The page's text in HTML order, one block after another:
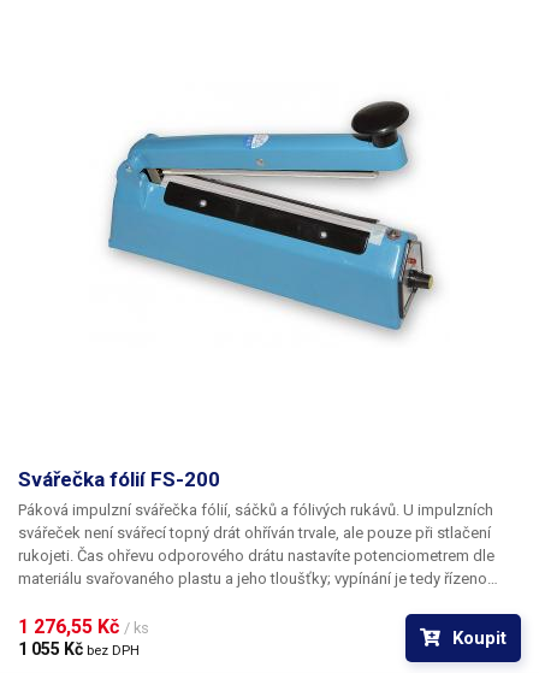
Svářečka fólií FS-200
Páková impulzní svářečka fólií, sáčků a fólivých rukávů. U impulzních
svářeček není svářecí topný drát ohříván trvale, ale pouze při stlačení
rukojeti. Čas ohřevu odporového drátu nastavíte potenciometrem dle
materiálu svařovaného plastu a jeho tloušťky; vypínání je tedy řízeno
délka sváru je 200 mm. Maximální tloušťka svařované fólie činí 2 × 0,08
mm.Kryt svářečky
je vyroben z plastu, výrobek není určen pro práci v
1 276,55 Kč / ks
1 055 Kč bez DPH
Koupit